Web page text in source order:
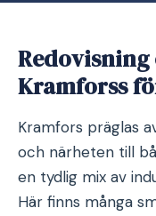
Kramforss
Kramfors präglas
och närheten till
en tydlig mix av
Här finns många